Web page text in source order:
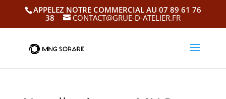
APPELEZ NOTRE COMMERCIAL AU 07 89 61 76
38
CONTACT@GRUE-D-ATELIER.FR